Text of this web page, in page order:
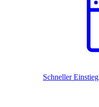
Schneller Einstieg